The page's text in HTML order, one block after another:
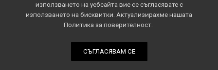
използването на уебсайта вие се съгласявате с
използването на бисквитки. Актуализирахме нашата
Политика за поверителност.
СЪГЛАСЯВАМ СЕ
Спорт
Всички права запазени © 2022